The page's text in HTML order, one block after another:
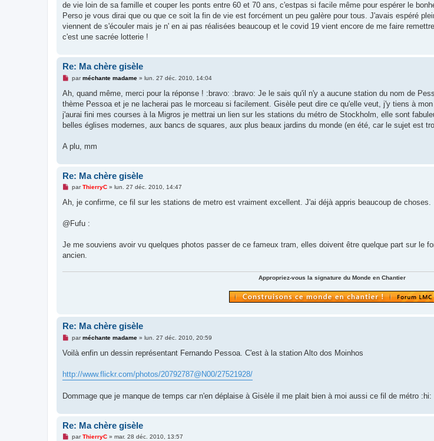
de vie loin de sa famille et couper les ponts entre 60 et 70 ans, c'estpas si facile même pour espérer le
Perso je vous dirai que ou que ce soit la fin de vie est forcément un peu galère pour tous. J'avais espéré
viennent de s'écouler mais je n' en ai pas réalisées beaucoup et le covid 19 vient encore de me faire
c'est une sacrée lotterie !
Re: Ma chère gisèle
M
s
a
g
n
parméchante madame» lun. 27 déc. 2010, 14:04
Ah, quand même, merci pour la réponse ! :bravo: :bravo: Je le sais qu'il n'y a aucune station du nom de
thème Pessoa et je ne lacherai pas le morceau si facilement. Gisèle peut dire ce qu'elle veut, j'y tiens à
j'aurai fini mes courses à la Migros je mettrai un lien sur les stations du métro de Stockholm, elle sont
belles églises modernes, aux bancs de squares, aux plus beaux jardins du monde (en été, car le sujet est
A plu, mm
Re: Ma chère gisèle
M
s
g
o
l
parThierryC» lun. 27 déc. 2010, 14:47
Ah, je confirme, ce fil sur les stations de metro est vraiment excellent. J'ai déjà appris beaucoup de choses.
@Fufu :
Je me souviens avoir vu quelques photos passer de ce fameux tram, elles doivent être quelque part sur le
ancien.
Appropriez-vous la signature du Monde en Chantier
Re: Ma chère gisèle
M
s
g
e
o
n
u
parméchante madame» lun. 27 déc. 2010, 20:59
Voilà enfin un dessin représentant Fernando Pessoa. C'est à la station Alto dos Moinhos
http://www.flickr.com/photos/20792787@N00/27521928/
Dommage que je manque de temps car n'en déplaise à Gisèle il me plait bien à moi aussi ce fil de métro :hi:
Re: Ma chère gisèle
MparThierryC» mar. 28 déc. 2010, 13:57